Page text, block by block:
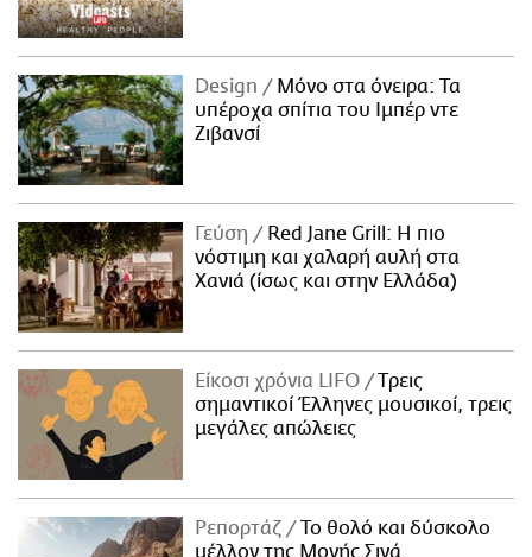
Design
Μόνο στα όνειρα: Τα
υπέροχα σπίτια του Ιμπέρ ντε
Ζιβανσί
Γεύση
Red Jane Grill: Η πιο
νόστιμη και χαλαρή αυλή στα
Χανιά (ίσως και στην Ελλάδα)
Είκοσι χρόνια LIFO
Tρεις
σημαντικοί Έλληνες μουσικοί, τρεις
μεγάλες απώλειες
Ρεπορτάζ
Το θολό και δύσκολο
μέλλον της Μονής Σινά